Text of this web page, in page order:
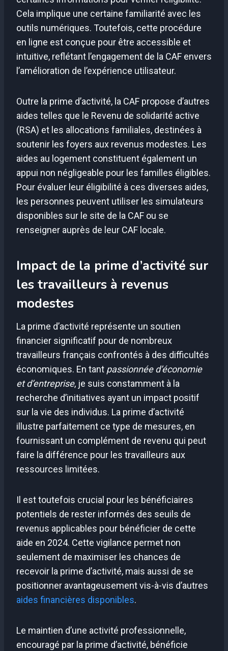
Cela implique une certaine familiarité avec les
outils numériques. Toutefois, cette procédure
en ligne est conçue pour être accessible et
intuitive, reflétant l’engagement de la CAF envers
l’amélioration de l’expérience utilisateur.
Outre la prime d’activité, la CAF propose d’autres
aides telles que le Revenu de solidarité active
(RSA) et les allocations familiales, destinées à
soutenir les foyers aux revenus modestes. Les
aides au logement constituent également un
appui non négligeable pour les familles éligibles.
Pour évaluer leur éligibilité à ces diverses aides,
les personnes peuvent utiliser les simulateurs
disponibles sur le site de la CAF ou se
renseigner auprès de leur CAF locale.
Impact de la prime d’activité sur
les travailleurs à revenus
modestes
La prime d’activité représente un soutien
financier significatif pour de nombreux
travailleurs français confrontés à des difficultés
économiques. En tant passionnée d’économie
et d’entreprise, je suis constamment à la
recherche d’initiatives ayant un impact positif
sur la vie des individus. La prime d’activité
illustre parfaitement ce type de mesures, en
fournissant un complément de revenu qui peut
faire la différence pour les travailleurs aux
ressources limitées.
Il est toutefois crucial pour les bénéficiaires
potentiels de rester informés des seuils de
revenus applicables pour bénéficier de cette
aide en 2024. Cette vigilance permet non
seulement de maximiser les chances de
recevoir la prime d’activité, mais aussi de se
positionner avantageusement vis-à-vis d’autres
aides financières disponibles.
Le maintien d’une activité professionnelle,
encouragé par la prime d’activité, bénéficie